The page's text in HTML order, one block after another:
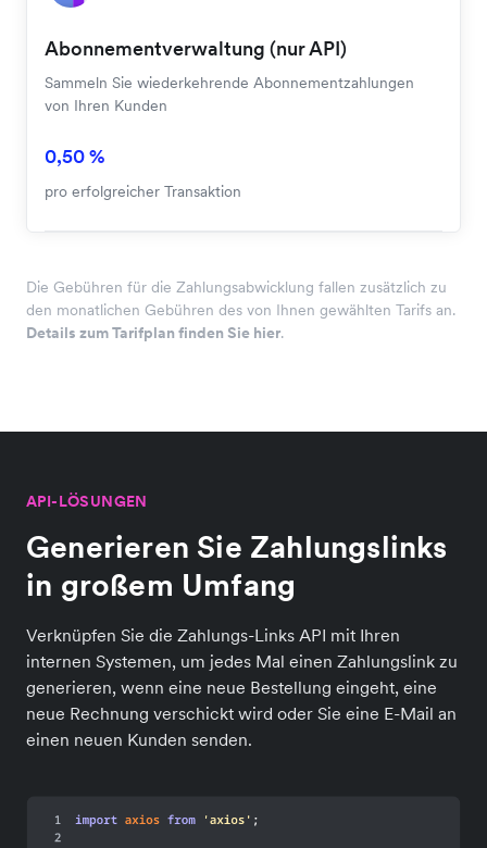
Abonnementverwaltung (nur API)
Sammeln Sie wiederkehrende Abonnementzahlungen
von Ihren Kunden
0,50 %
pro erfolgreicher Transaktion
Die Gebühren für die Zahlungsabwicklung fallen zusätzlich zu
den monatlichen Gebühren des von Ihnen gewählten Tarifs an.
Details zum Tarifplan finden Sie hier.
API-LÖSUNGEN
Generieren Sie Zahlungslinks
in großem Umfang
Verknüpfen Sie die Zahlungs-Links API mit Ihren
internen Systemen, um jedes Mal einen Zahlungslink zu
generieren, wenn eine neue Bestellung eingeht, eine
neue Rechnung verschickt wird oder Sie eine E-Mail an
einen neuen Kunden senden.